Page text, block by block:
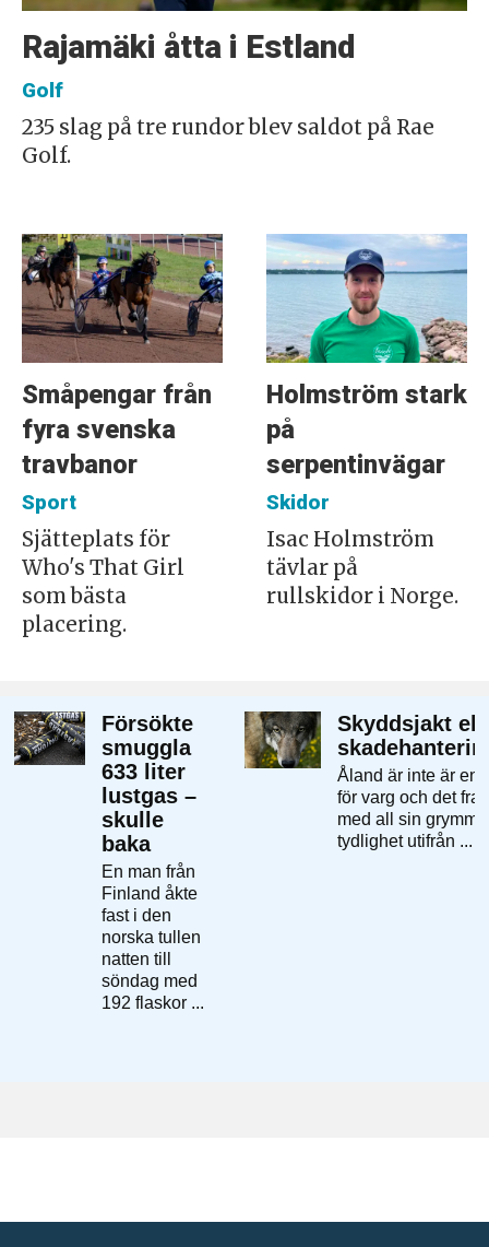
Rajamäki åtta i Estland
Golf
235 slag på tre rundor blev saldot på Rae
Golf.
Småpengar från
fyra svenska
travbanor
Sport
Sjätteplats för
Who's That Girl
som bästa
placering.
Holmström stark
på
serpentinvägar
Skidor
Isac Holmström
tävlar på
rullskidor i Norge.